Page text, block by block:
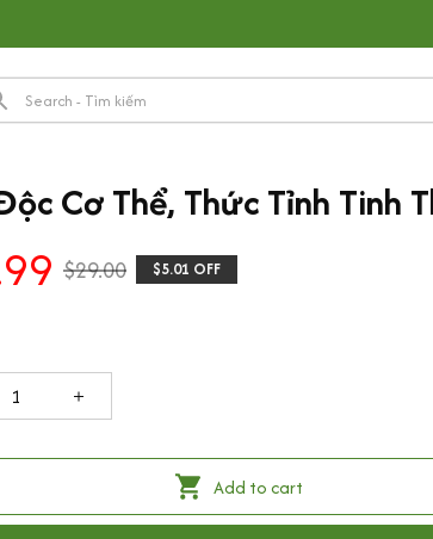
Cơ Thể, Thức Tỉnh Tinh
$29.00 $5.01 OFF
Add to cart